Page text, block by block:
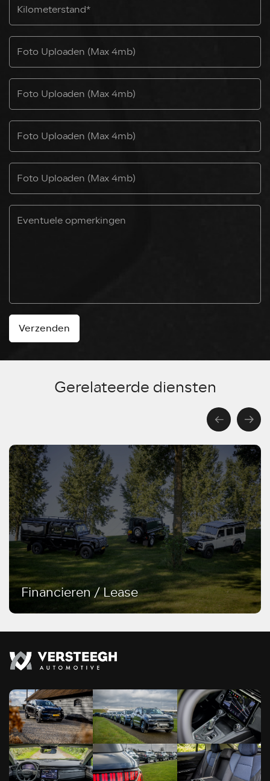
Foto Uploaden (Max 4mb)
Foto Uploaden (Max 4mb)
Foto Uploaden (Max 4mb)
Foto Uploaden (Max 4mb)
Verzenden
Gerelateerde diensten
Financieren / Lease